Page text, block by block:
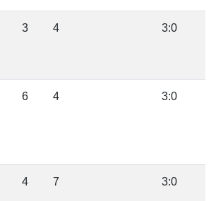
3 4 3:0
6 4 3:0
4 7 3:0